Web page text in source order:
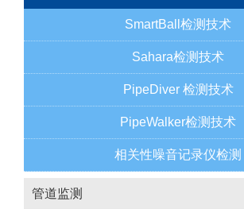
SmartBall检测技术
Sahara检测技术
PipeDiver 检测技术
PipeWalker检测技术
相关性噪音记录仪检测
管道监测